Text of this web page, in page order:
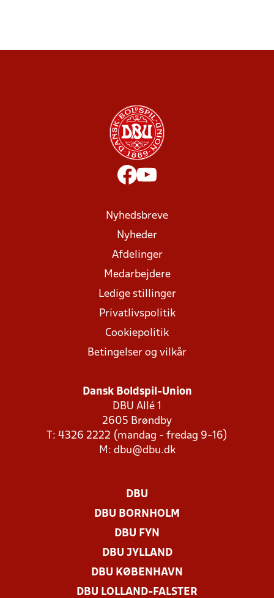
Nyhedsbreve
Nyheder
Afdelinger
Medarbejdere
Ledige stillinger
Privatlivspolitik
Cookiepolitik
Betingelser og vilkår
Dansk Boldspil-Union
DBU Allé 1
2605 Brøndby
T: 4326 2222 (mandag - fredag 9-16)
M: dbu@dbu.dk
DBU
DBU BORNHOLM
DBU FYN
DBU JYLLAND
DBU KØBENHAVN
DBU LOLLAND-FALSTER